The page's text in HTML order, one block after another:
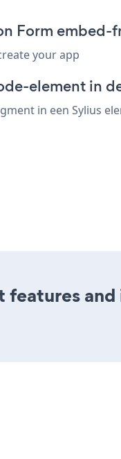
Form embed-
your app
element in
in een Sylius
features